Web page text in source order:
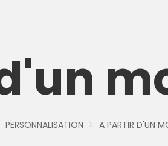
PERSONNALISATION A PARTIR D'UN